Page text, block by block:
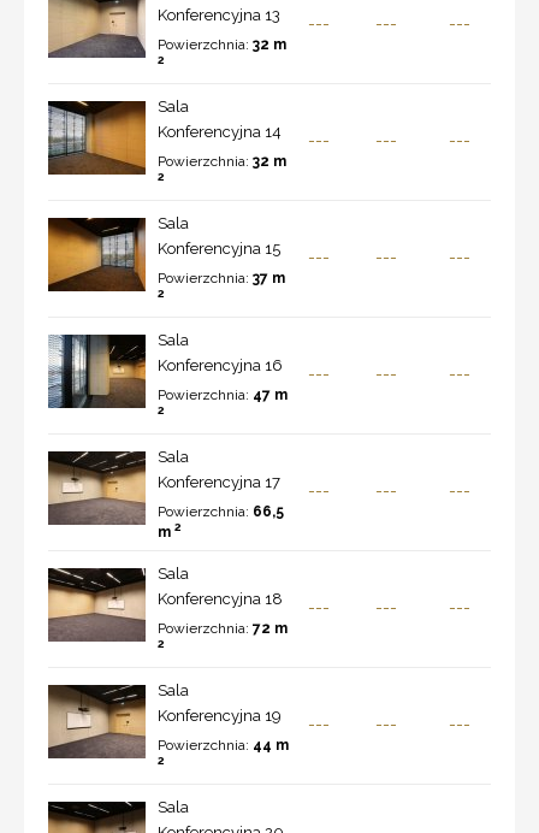
Konferencyjna 13
Powierzchnia: 32 m
2
--- --- ---
Sala
Konferencyjna 14
Powierzchnia: 32 m
2
--- --- ---
Sala
Konferencyjna 15
Powierzchnia: 37 m
2
--- --- ---
Sala
Konferencyjna 16
Powierzchnia: 47 m
2
--- --- ---
Sala
Konferencyjna 17
Powierzchnia: 66,5
m 2
--- --- ---
Sala
Konferencyjna 18
Powierzchnia: 72 m
2
--- --- ---
Sala
Konferencyjna 19
Powierzchnia: 44 m
2
--- --- ---
Sala